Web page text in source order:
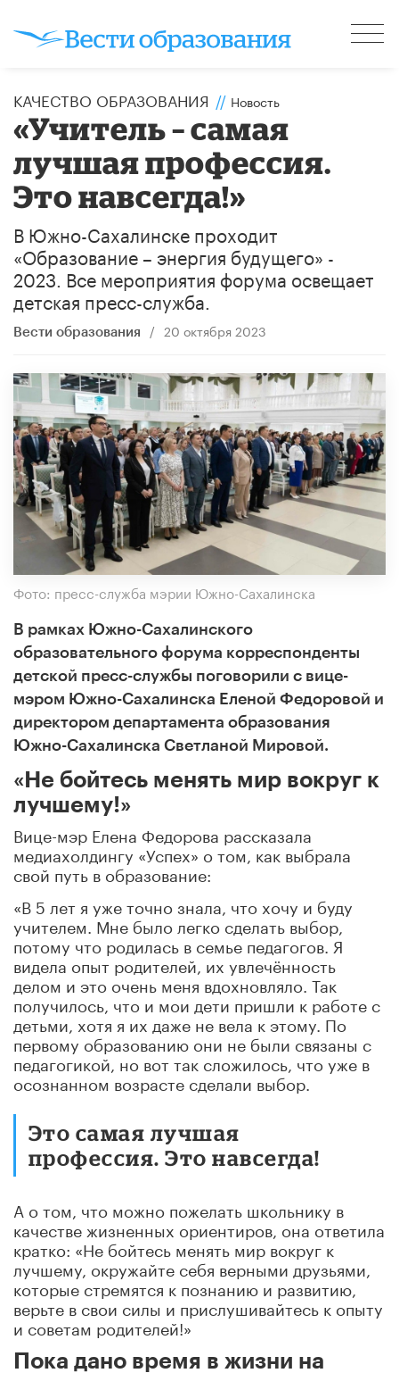
КАЧЕСТВО ОБРАЗОВАНИЯ // Новость
«Учитель – самая
лучшая профессия.
Это навсегда!»
В Южно-Сахалинске проходит
«Образование – энергия будущего» -
2023. Все мероприятия форума освещает
детская пресс-служба.
Вести образования / 20 октября 2023
Фото: пресс-служба мэрии Южно-Сахалинска
В рамках Южно-Сахалинского
образовательного форума корреспонденты
детской пресс-службы поговорили с вице-
мэром Южно-Сахалинска Еленой Федоровой и
директором департамента образования
Южно-Сахалинска Светланой Мировой.
«Не бойтесь менять мир вокруг к
лучшему!»
Вице-мэр Елена Федорова рассказала
медиахолдингу «Успех» о том, как выбрала
свой путь в образование:
«В 5 лет я уже точно знала, что хочу и буду
учителем. Мне было легко сделать выбор,
потому что родилась в семье педагогов. Я
видела опыт родителей, их увлечённость
делом и это очень меня вдохновляло. Так
получилось, что и мои дети пришли к работе с
детьми, хотя я их даже не вела к этому. По
первому образованию они не были связаны с
педагогикой, но вот так сложилось, что уже в
осознанном возрасте сделали выбор.
Это самая лучшая
профессия. Это навсегда!
А о том, что можно пожелать школьнику в
качестве жизненных ориентиров, она ответила
кратко: «Не бойтесь менять мир вокруг к
лучшему, окружайте себя верными друзьями,
которые стремятся к познанию и развитию,
верьте в свои силы и прислушивайтесь к опыту
и советам родителей!»
Пока дано время в жизни на